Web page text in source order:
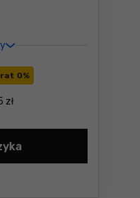
rat 0%
zł
Makita